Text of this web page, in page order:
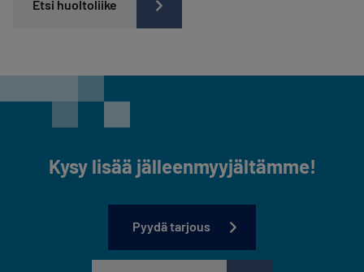
Etsi huoltoliike
Kysy lisää jälleenmyyjältämme!
Pyydä tarjous